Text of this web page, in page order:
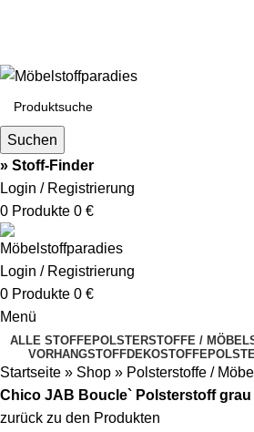
Suchen
» Stoff-Finder
Login / Registrierung
0 Produkte 0 €
Login / Registrierung
0 Produkte 0 €
Menü
ALLE STOFFEPOLSTERSTOFFE /
VORHANGSTOFFDEKOSTOFFE
Startseite » Shop » Polsterstoffe /
Chico JAB Boucle` Polsterstoff grau
zurück zu den Produkten